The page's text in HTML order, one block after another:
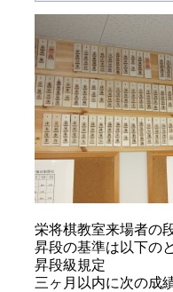
栄将棋教室来場者の
昇段の基準は以下の
昇段級規定
三ヶ月以内に次の成